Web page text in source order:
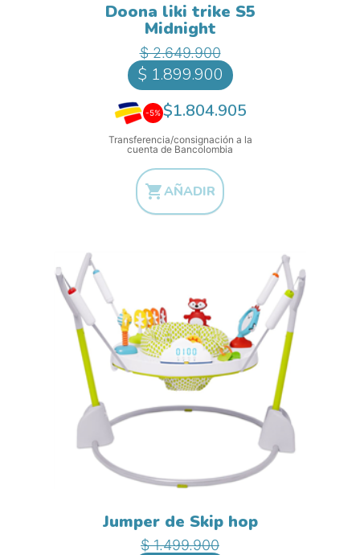
Doona liki trike S5
Midnight
Precio base
$ 2.649.900Precio
$ 1.899.900
-5% $1.804.905
Transferencia/consignación a la
cuenta de Bancolombia
AÑADIR
Jumper de Skip hop
Precio base
$ 1.499.900